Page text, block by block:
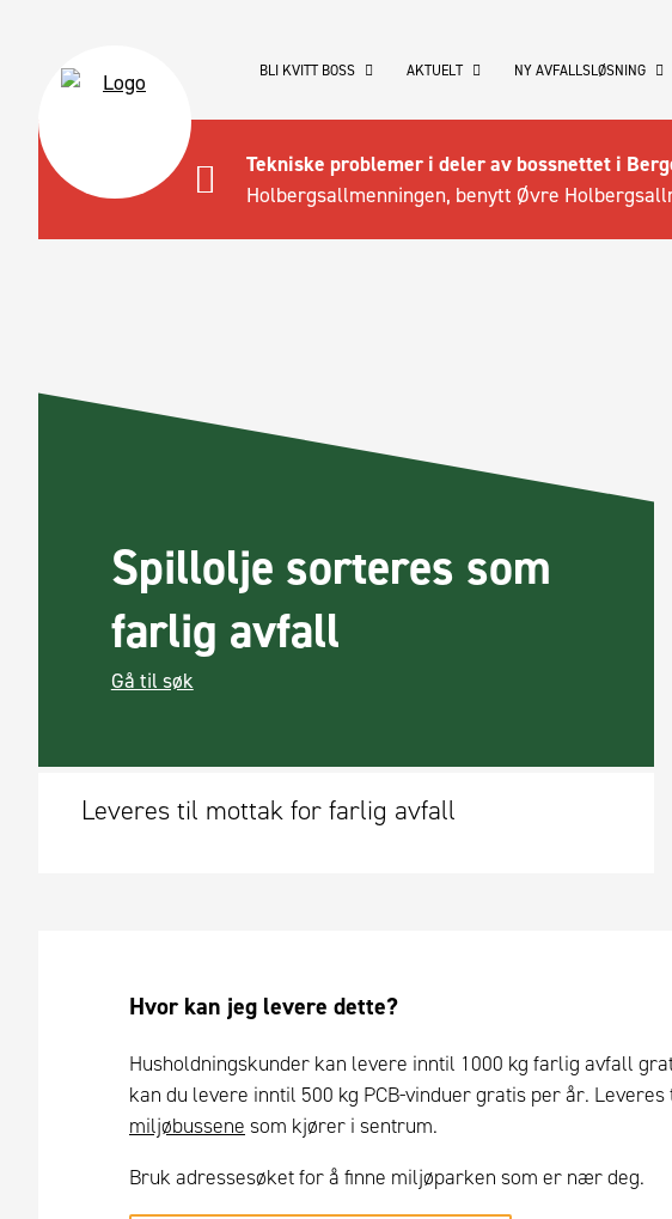
Tekniske problemer i deler av bossnettet i
Holbergsallmenningen, benytt Øvre
BLI KVITT BOSS AKTUELT NY AVFALLSLØSNING
Spillolje sorteres som
farlig avfall
Gå til søk
Leveres til mottak for farlig avfall
Hvor kan jeg levere dette?
Husholdningskunder kan levere inntil 1000 kg farlig avfall
kan du levere inntil 500 kg PCB-vinduer gratis per år.
miljøbussene som kjører i sentrum.
Bruk adressesøket for å finne miljøparken som er nær deg.